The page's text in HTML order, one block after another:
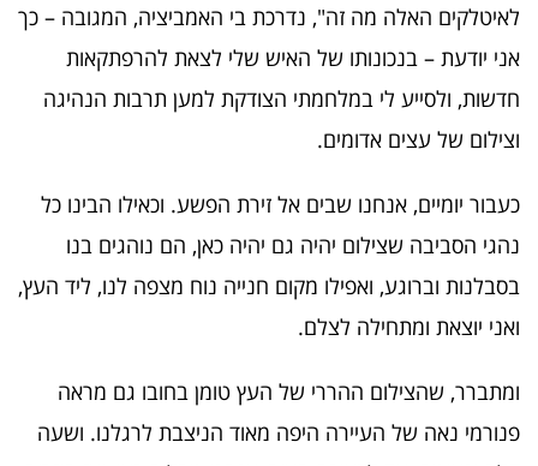
לאיטלקים האלה מה זה", נדרכת בי האמביציה, המגובה – כך
אני יודעת – בנכונותו של האיש שלי לצאת להרפתקאות
חדשות, ולסייע לי במלחמתי הצודקת למען תרבות הנהיגה
וצילום של עצים אדומים.
כעבור יומיים, אנחנו שבים אל זירת הפשע. וכאילו הבינו כל
נהגי הסביבה שצילום יהיה גם יהיה כאן, הם נוהגים בנו
בסבלנות וברוגע, ואפילו מקום חנייה נוח מצפה לנו, ליד העץ,
ואני יוצאת ומתחילה לצלם.
ומתברר, שהצילום ההררי של העץ טומן בחובו גם מראה
פנורמי נאה של העיירה היפה מאוד הניצבת לרגלנו. ושעה